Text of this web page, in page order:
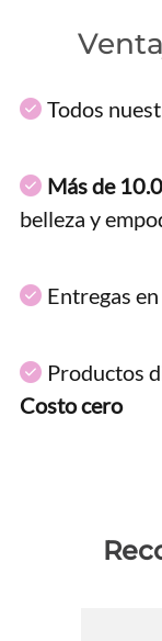
Todos
Más de
belleza y
Entregas
Productos
Costo cero